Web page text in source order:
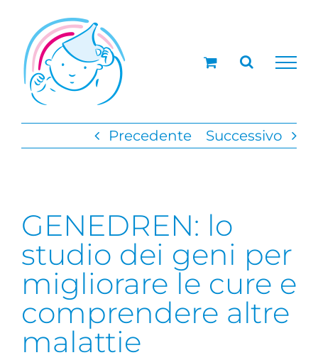
contenuto
Precedente Successivo
GENEDREN: lo
studio dei geni per
migliorare le cure e
comprendere altre
malattie